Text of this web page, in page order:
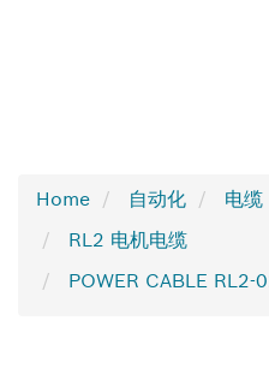
Home 自动化 电缆
RL2 电机电缆
POWER CABLE RL2-